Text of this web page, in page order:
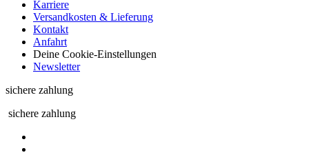
Karriere
Versandkosten & Lieferung
Kontakt
Anfahrt
Deine Cookie-Einstellungen
Newsletter
sichere zahlung
sichere zahlung